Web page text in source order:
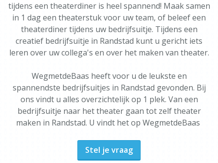
tijdens een theaterdiner is heel spannend! Maak samen
in 1 dag een theaterstuk voor uw team, of beleef een
theaterdiner tijdens uw bedrijfsuitje. Tijdens een
creatief bedrijfsuitje in Randstad kunt u gericht iets
leren over uw collega's en over het maken van theater.
WegmetdeBaas heeft voor u de leukste en
spannendste bedrijfsuitjes in Randstad gevonden. Bij
ons vindt u alles overzichtelijk op 1 plek. Van een
bedrijfsuitje naar het theater gaan tot zelf theater
maken in Randstad. U vindt het op WegmetdeBaas
Stel je vraag